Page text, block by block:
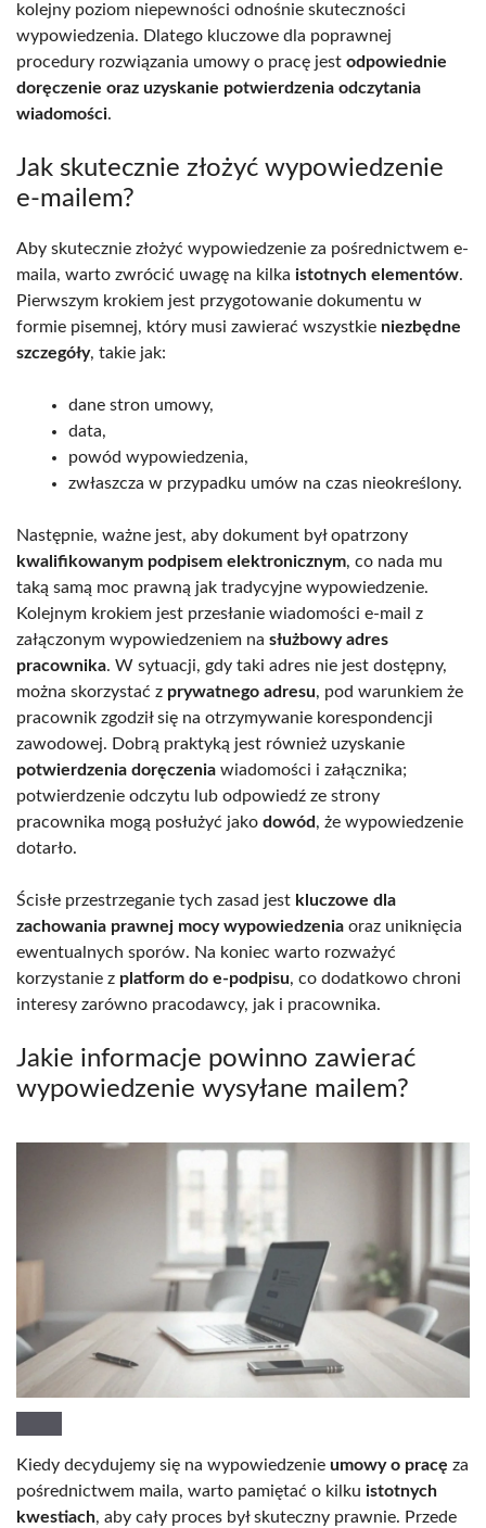
kolejny poziom niepewności odnośnie skuteczności
wypowiedzenia. Dlatego kluczowe dla poprawnej
procedury rozwiązania umowy o pracę jest odpowiednie
doręczenie oraz uzyskanie potwierdzenia odczytania
wiadomości.
Jak skutecznie złożyć wypowiedzenie
e-mailem?
Aby skutecznie złożyć wypowiedzenie za pośrednictwem e-
maila, warto zwrócić uwagę na kilka istotnych elementów.
Pierwszym krokiem jest przygotowanie dokumentu w
formie pisemnej, który musi zawierać wszystkie niezbędne
szczegóły, takie jak:
dane stron umowy,
data,
powód wypowiedzenia,
zwłaszcza w przypadku umów na czas nieokreślony.
Następnie, ważne jest, aby dokument był opatrzony
kwalifikowanym podpisem elektronicznym, co nada mu
taką samą moc prawną jak tradycyjne wypowiedzenie.
Kolejnym krokiem jest przesłanie wiadomości e-mail z
załączonym wypowiedzeniem na służbowy adres
pracownika. W sytuacji, gdy taki adres nie jest dostępny,
można skorzystać z prywatnego adresu, pod warunkiem że
pracownik zgodził się na otrzymywanie korespondencji
zawodowej. Dobrą praktyką jest również uzyskanie
potwierdzenia doręczenia wiadomości i załącznika;
potwierdzenie odczytu lub odpowiedź ze strony
pracownika mogą posłużyć jako dowód, że wypowiedzenie
dotarło.
Ścisłe przestrzeganie tych zasad jest kluczowe dla
zachowania prawnej mocy wypowiedzenia oraz uniknięcia
ewentualnych sporów. Na koniec warto rozważyć
korzystanie z platform do e-podpisu, co dodatkowo chroni
interesy zarówno pracodawcy, jak i pracownika.
Jakie informacje powinno zawierać
wypowiedzenie wysyłane mailem?
Kiedy decydujemy się na wypowiedzenie umowy o pracę za
pośrednictwem maila, warto pamiętać o kilku istotnych
kwestiach, aby cały proces był skuteczny prawnie. Przede